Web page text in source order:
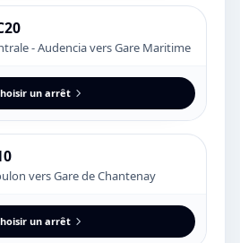
- Audencia vers Gare Maritime
un arrêt
vers Gare de Chantenay
un arrêt